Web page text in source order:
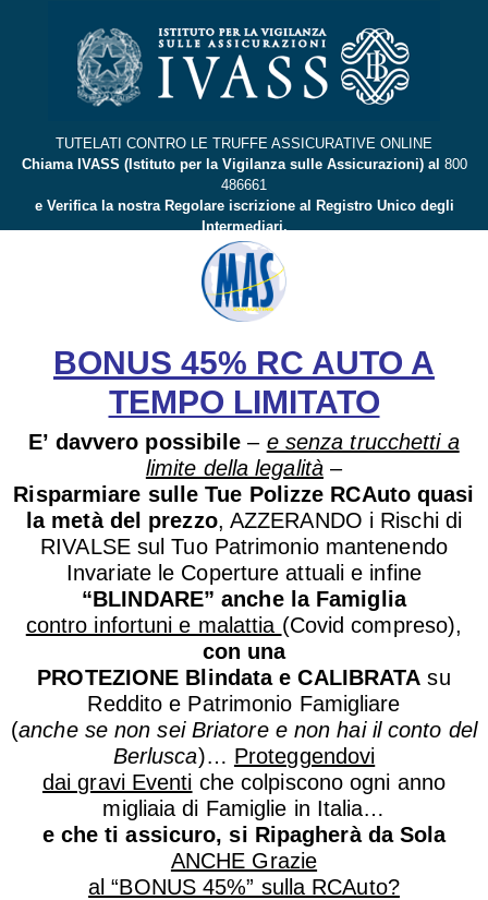
TUTELATI CONTRO LE TRUFFE ASSICURATIVE ONLINE
Chiama IVASS (Istituto per la Vigilanza sulle Assicurazioni) al 800
486661
e Verifica la nostra Regolare iscrizione al Registro Unico degli
Intermediari.
BONUS 45% RC AUTO A
TEMPO LIMITATO
E’ davvero possibile – e senza trucchetti a
limite della legalità–
Risparmiare sulle Tue Polizze RCAuto quasi
la metà del prezzo, AZZERANDO i Rischi di
RIVALSE sul Tuo Patrimonio mantenendo
Invariate le Coperture attuali e infine
“BLINDARE” anche la Famiglia
contro infortuni e malattia (Covid compreso),
con una
PROTEZIONE Blindata e CALIBRATA su
Reddito e Patrimonio Famigliare
(anche se non sei Briatore e non hai il conto del
Berlusca)… Proteggendovi
dai gravi Eventi che colpiscono ogni anno
migliaia di Famiglie in Italia…
e che ti assicuro,si Ripagherà da Sola
ANCHE Grazie
al “BONUS 45%” sulla RCAuto?